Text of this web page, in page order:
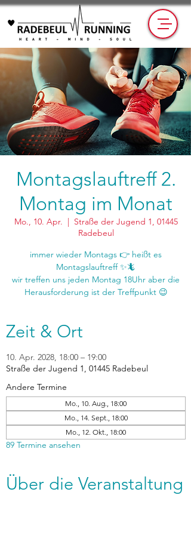
Montagslauftreff 2.
Montag im Monat
Mo., 10. Apr.
  |
Straße der Jugend 1, 01445
Radebeul
immer wieder Montags 👉 heißt es
Montagslauftreff ✨🦎
wir treffen uns jeden Montag 18Uhr aber die
Zeit & Ort
10. Apr. 2028, 18:00 – 19:00
Straße der Jugend 1, 01445 Radebeul
Andere Termine
Mo., 10. Aug., 18:00
Mo., 14. Sept., 18:00
Mo., 12. Okt., 18:00
89 Termine ansehen
Über die Veranstaltung